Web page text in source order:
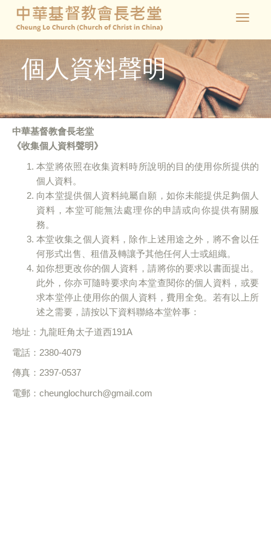
Toggle
個人資料聲明
中華基督教會長老堂
《收集個人資料聲明》
本堂將依照在收集資料時所說明的目的使用你所提供的
個人資料。
向本堂提供個人資料純屬自願，如你未能提供足夠個人
資料，本堂可能無法處理你的申請或向你提供有關服
務。
本堂收集之個人資料，除作上述用途之外，將不會以任
何形式出售、租借及轉讓予其他任何人士或組織。
如你想更改你的個人資料，請將你的要求以書面提出。
此外，你亦可隨時要求向本堂查閱你的個人資料，或要
求本堂停止使用你的個人資料，費用全免。若有以上所
述之需要，請按以下資料聯絡本堂幹事：
地址：九龍旺角太子道西191A
電話： 2380-4079
傳真： 2397-0537
電郵： cheunglochurch@gmail.com